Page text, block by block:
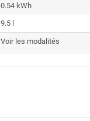
0.54 kWh
9.5 l
Voir les modalités